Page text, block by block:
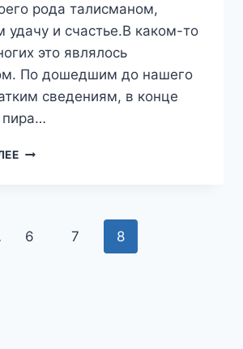
рода талисманом,
удачу и счастье.В каком-то
это являлось
По дошедшим до нашего
сведениям, в конце
пира…
БУКЕТ-
6 7 8